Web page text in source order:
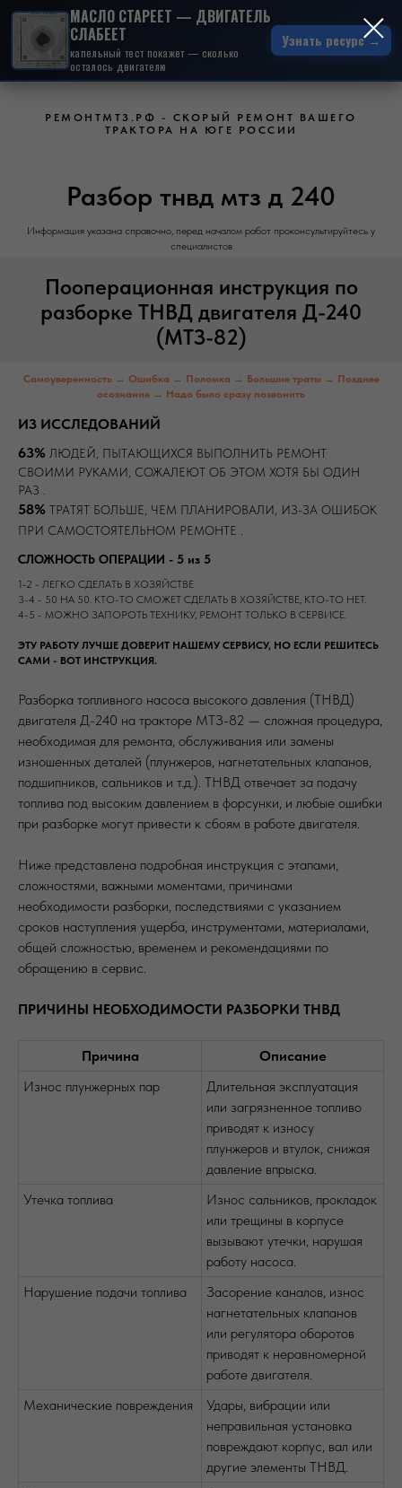
МАСЛО СТАРЕЕТ — ДВИГАТЕЛЬ
СЛАБЕЕТ
капельный тест покажет — сколько
осталось двигателю
Узнать ресурс →
РЕМОНТМТЗ.РФ - СКОРЫЙ РЕМОНТ ВАШЕГО
ТРАКТОРА НА ЮГЕ РОССИИ
Разбор тнвд мтз д 240
Информация указана справочно, перед началом работ проконсультируйтесь у
специалистов
Пооперационная инструкция по
разборке ТНВД двигателя Д-240
(МТЗ-82)
Самоуверенность → Ошибка → Поломка → Большие траты → Позднее
осознание → Надо было сразу позвонить
ИЗ ИССЛЕДОВАНИЙ
63% ЛЮДЕЙ, ПЫТАЮЩИХСЯ ВЫПОЛНИТЬ РЕМОНТ
СВОИМИ РУКАМИ, СОЖАЛЕЮТ ОБ ЭТОМ ХОТЯ БЫ ОДИН
РАЗ .
58% ТРАТЯТ БОЛЬШЕ, ЧЕМ ПЛАНИРОВАЛИ, ИЗ-ЗА ОШИБОК
ПРИ САМОСТОЯТЕЛЬНОМ РЕМОНТЕ .
СЛОЖНОСТЬ ОПЕРАЦИИ - 5 из 5
1-2 - ЛЕГКО СДЕЛАТЬ В ХОЗЯЙСТВЕ
3-4 - 50 НА 50. КТО-ТО СМОЖЕТ СДЕЛАТЬ В ХОЗЯЙСТВЕ, КТО-ТО НЕТ.
4-5 - МОЖНО ЗАПОРОТЬ ТЕХНИКУ, РЕМОНТ ТОЛЬКО В СЕРВИСЕ.
ЭТУ РАБОТУ ЛУЧШЕ ДОВЕРИТ НАШЕМУ СЕРВИСУ, НО ЕСЛИ РЕШИТЕСЬ
САМИ - ВОТ ИНСТРУКЦИЯ.
Разборка топливного насоса высокого давления (ТНВД)
двигателя Д-240 на тракторе МТЗ-82 — сложная процедура,
необходимая для ремонта, обслуживания или замены
изношенных деталей (плунжеров, нагнетательных клапанов,
подшипников, сальников и т.д.). ТНВД отвечает за подачу
топлива под высоким давлением в форсунки, и любые ошибки
при разборке могут привести к сбоям в работе двигателя.
Ниже представлена подробная инструкция с этапами,
сложностями, важными моментами, причинами
необходимости разборки, последствиями с указанием
сроков наступления ущерба, инструментами, материалами,
общей сложностью, временем и рекомендациями по
обращению в сервис.
ПРИЧИНЫ НЕОБХОДИМОСТИ РАЗБОРКИ ТНВД
Причина
Описание
Износ плунжерных пар
Длительная эксплуатация
или загрязненное топливо
приводят к износу
плунжеров и втулок, снижая
давление впрыска.
Утечка топлива
Износ сальников, прокладок
или трещины в корпусе
вызывают утечки, нарушая
работу насоса.
Нарушение подачи топлива
Засорение каналов, износ
нагнетательных клапанов
или регулятора оборотов
приводят к неравномерной
работе двигателя.
Механические повреждения
Удары, вибрации или
неправильная установка
повреждают корпус, вал или
другие элементы ТНВД.